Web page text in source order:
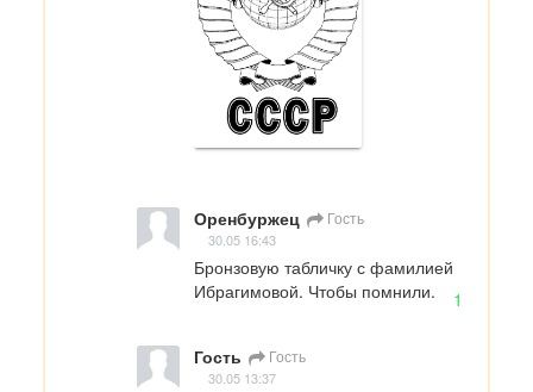
Оренбуржец Гость
30.05 16:43
Бронзовую табличку с фамилией
Ибрагимовой. Чтобы помнили.
1
Гость Гость
30.05 13:37